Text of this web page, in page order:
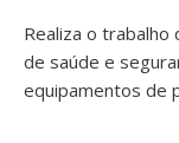
Realiza o
de saúde e
equipamentos de